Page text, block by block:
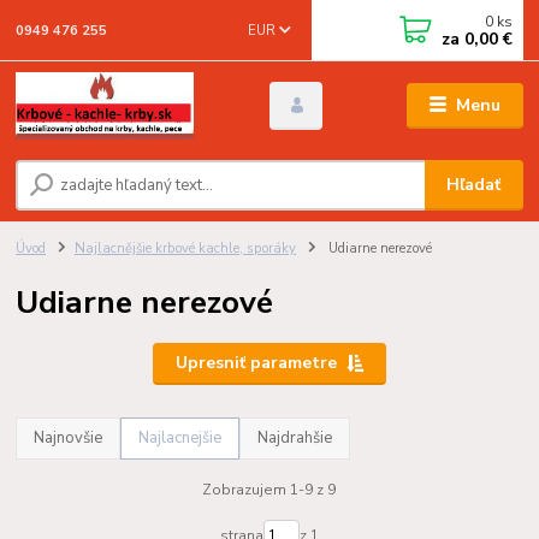
Menu
EUR
Hľadať
0949 476 255 0 ks
za 0,00 €
Úvod Najlacnějšie krbové kachle, sporáky Udiarne nerezové
Udiarne nerezové
Upresniť parametre
Najnovšie Najlacnejšie Najdrahšie
Zobrazujem 1-9 z 9